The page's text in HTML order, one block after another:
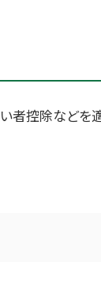
者控除などを